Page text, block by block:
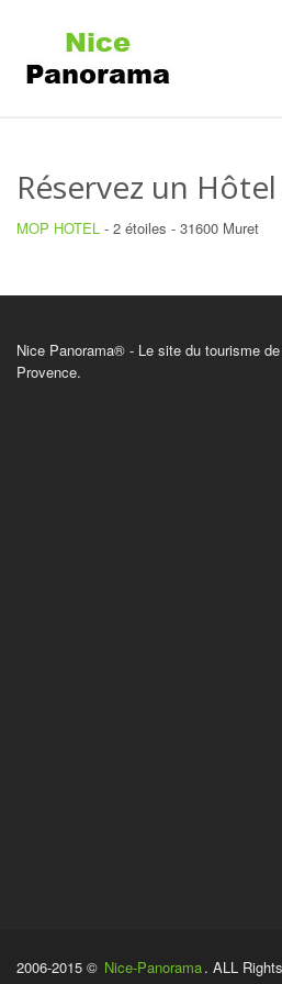
Réservez un
MOP HOTEL - 2 étoiles - 31600 Muret
Nice Panorama® - Le site du tourisme
Provence.
2006-2015 © Nice-Panorama. ALL